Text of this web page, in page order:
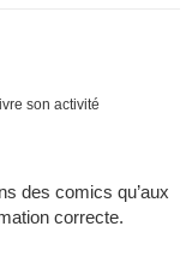
son activité
des comics qu’aux
correcte.